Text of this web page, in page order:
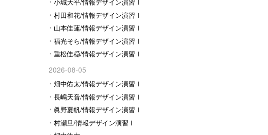
村田和花/情報デザイン演習Ⅰ
山本佳蓮/情報デザイン演習Ⅰ
福光そら/情報デザイン演習Ⅰ
重松佳穏/情報デザイン演習Ⅰ
2026-08-05
畑中佑太/情報デザイン演習Ⅰ
長嶋天音/情報デザイン演習Ⅰ
眞野夏帆/情報デザイン演習Ⅰ
村瀬旦/情報デザイン演習Ⅰ